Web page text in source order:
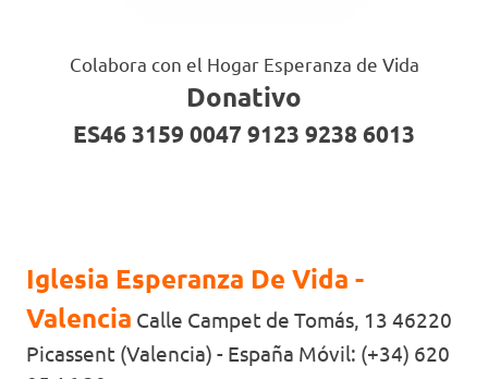
Colabora con el Hogar Esperanza de Vida
Donativo
ES46 3159 0047 9123 9238 6013
Iglesia Esperanza De Vida -
Valencia Calle Campet de Tomás, 13 46220
Picassent (Valencia) - España Móvil: (+34) 620